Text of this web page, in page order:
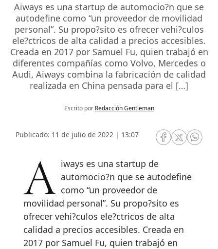
Aiways es una startup de automocio?n que se
autodefine como “un proveedor de movilidad
personal”. Su propo?sito es ofrecer vehi?culos
ele?ctricos de alta calidad a precios accesibles.
Creada en 2017 por Samuel Fu, quien trabajó en
diferentes compañías como Volvo, Mercedes o
Audi, Aiways combina la fabricación de calidad
realizada en China pensada para el […]
Escrito por Redacción Gentleman
Publicado: 11 de julio de 2022 | 13:07
RRSS Facebook
RRSSRRSS
Aiways es una startup de automocio?n que se autodefine
como “un proveedor de
movilidad personal”. Su propo?sito es
ofrecer vehi?culos ele?ctricos de alta
calidad a precios accesibles. Creada en
2017 por Samuel Fu, quien trabajó en